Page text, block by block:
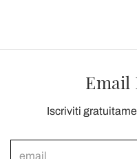
Email
Iscriviti